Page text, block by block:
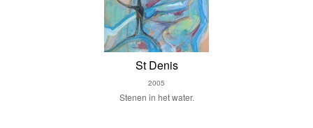
St Denis
2005
Stenen in het water.